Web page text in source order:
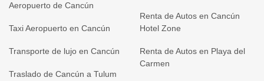
Aeropuerto de Cancún
Taxi Aeropuerto en Cancún
Transporte de lujo en Cancún
Traslado de Cancún a Tulum
Renta de Autos en Cancún
Hotel Zone
Renta de Autos en Playa del
Carmen